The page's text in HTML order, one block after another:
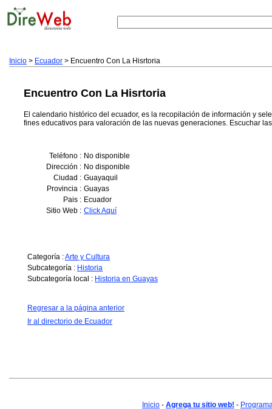
Inicio > Ecuador > Encuentro Con La Hisrtoria
Encuentro Con La Hisrtoria
El calendario histórico del ecuador, es la recopilación de información y
fines educativos para valoración de las nuevas generaciones. Escuchar
Teléfono : No disponible
Dirección : No disponible
Ciudad : Guayaquil
Provincia : Guayas
Pais : Ecuador
Sitio Web : Click Aquí
Categoría :Arte y Cultura
Subcategoría : Historia
Subcategoría local : Historia en Guayas
Regresar a la página anterior
Ir al directorio de Ecuador
Inicio - Agrega tu sitio web! -